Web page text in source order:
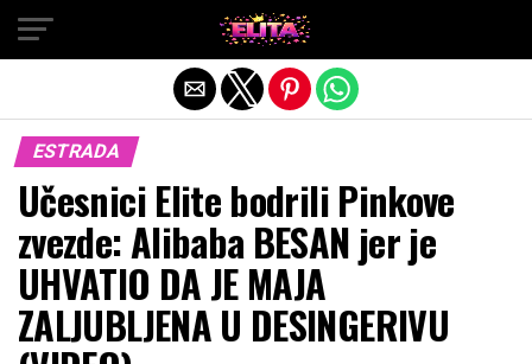
ESTRADA
Učesnici Elite bodrili Pinkove
zvezde: Alibaba BESAN jer je
UHVATIO DA JE MAJA
ZALJUBLJENA U DESINGERIVU
Exit mobile version